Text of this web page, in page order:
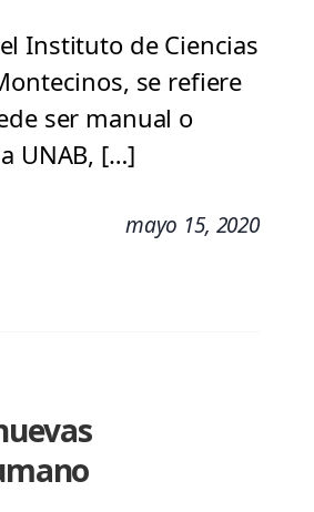
Instituto de Ciencias
se refiere
ser manual o
UNAB, […]
mayo 15, 2020